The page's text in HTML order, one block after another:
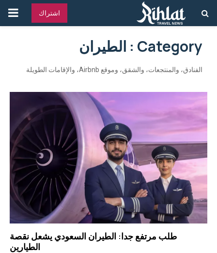
اشتراك
Category : الطيران
الفنادق، والمنتجعات، والشقق، وموقع Airbnb، والإقامات الطويلة
طلب مرتفع جدا: الطيران السعودي يشعل نقصة
الطيارين